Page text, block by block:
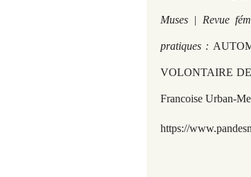
Muses | Revue
pratiques :
VOLONTAIRE
Francoise Urban-
https://